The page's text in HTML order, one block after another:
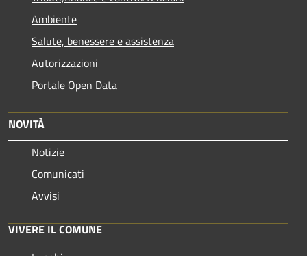
Ambiente
Salute, benessere e assistenza
Autorizzazioni
Portale Open Data
NOVITÀ
Notizie
Comunicati
Avvisi
VIVERE IL COMUNE